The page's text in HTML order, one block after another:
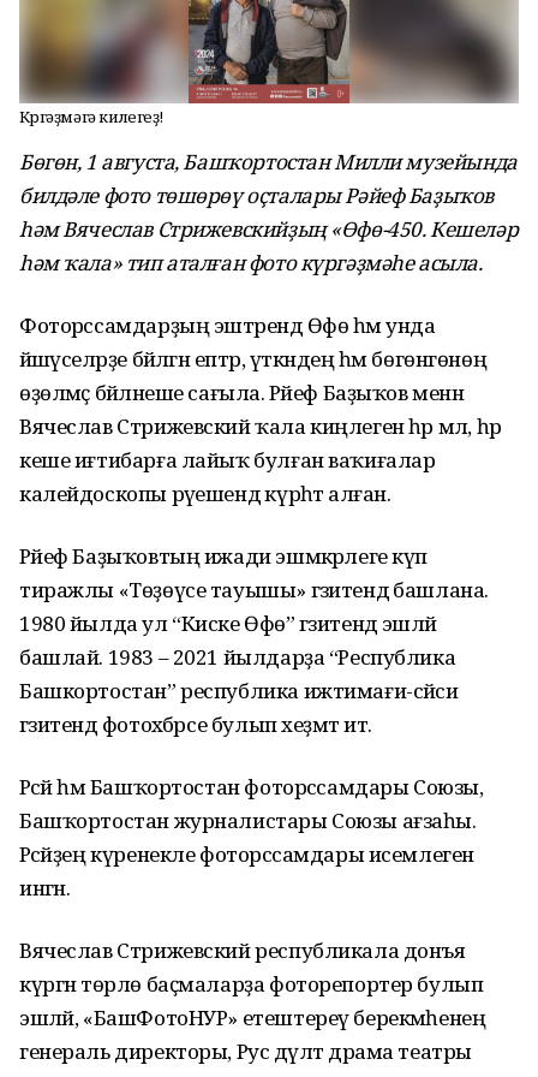
Күргәҙмәгә килегеҙ!
Бөгөн, 1 августа, Башҡортостан Милли музейында
билдәле фото төшөрөү оҫталары Рәйеф Баҙыҡов
һәм Вячеслав Стрижевскийҙың «Өфө-450. Кешеләр
һәм ҡала» тип аталған фото күргәҙмәһе асыла.
Фоторәссамдарҙың эштәрендә Өфө һәм унда
йәшәүселәрҙе бәйләгән ептәр, үткәндең һәм бөгөнгөнөң
өҙөлмәҫ бәйләнеше сағыла. Рәйеф Баҙыҡов менән
Вячеслав Стрижевский ҡала киңлеген һәр мәл, һәр
кеше иғтибарға лайыҡ булған ваҡиғалар
калейдоскопы рәүешендә күрһәтә алған.
Рәйеф Баҙыҡовтың ижади эшмәкәрлеге күп
тиражлы «Төҙөүсе тауышы» гәзитендә башлана.
1980 йылда ул “Киске Өфө” гәзитендә эшләй
башлай. 1983 – 2021 йылдарҙа “Республика
Башкортостан” республика ижтимағи-сәйәси
гәзитендә фотохәбәрсе булып хеҙмәт итә.
Рәсәй һәм Башҡортостан фоторәссамдары Союзы,
Башҡортостан журналистары Союзы ағзаһы.
Рәсәйҙең күренекле фоторәссамдары исемлегенә
ингән.
Вячеслав Стрижевский республикала донъя
күргән төрлө баҫмаларҙа фоторепортер булып
эшләй, «БашФотоНУР» етештереү берекмәһенең
генераль директоры, Рус дәүләт драма театры